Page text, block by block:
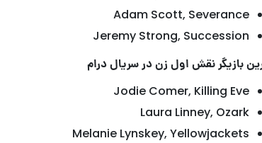
Adam Scott, Severance
Jeremy Strong, Succession
بازیگر نقش اول زن در سریال درام
Jodie Comer, Killing Eve
Laura Linney, Ozark
Melanie Lynskey, Yellowjackets